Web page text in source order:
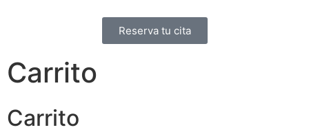
Reserva tu cita
Carrito
Carrito